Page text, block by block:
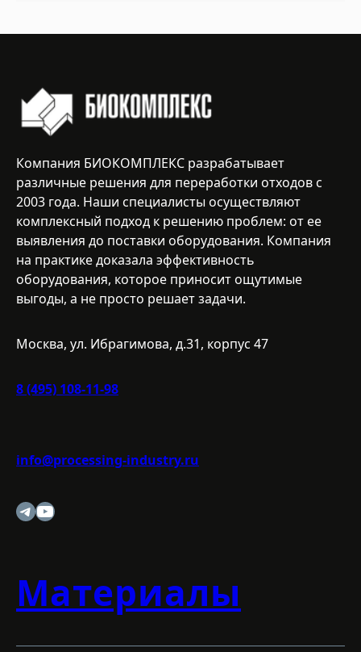
Компания БИОКОМПЛЕКС разрабатывает
различные решения для переработки отходов с
2003 года. Наши специалисты осуществляют
комплексный подход к решению проблем: от ее
выявления до поставки оборудования. Компания
на практике доказала эффективность
оборудования, которое приносит ощутимые
выгоды, а не просто решает задачи.
Москва, ул. Ибрагимова, д.31, корпус 47
8 (495) 108-11-98
info@processing-industry.ru
TelegramYouTube
Материалы